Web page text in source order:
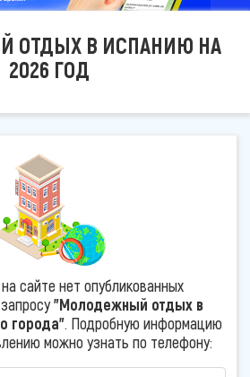
ОТДЫХ В ИСПАНИЮ НА
2026 ГОД
сайте нет опубликованных
"Молодежный отдых в
города". Подробную информацию
можно узнать по телефону: